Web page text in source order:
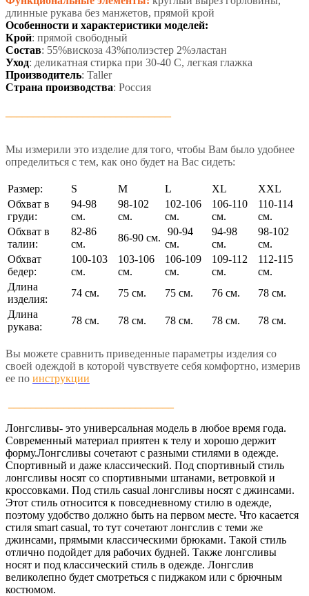
длинные рукава без манжетов, прямой крой
Особенности и характеристики моделей:
Крой: прямой свободный
Состав: 55%вискоза 43%полиэстер 2%эластан
Уход: деликатная стирка при 30-40 С, легкая глажка
Производитель: Taller
Страна производства: Россия
Мы измерили это изделие для того, чтобы Вам было удобнее
определиться с тем, как оно будет на Вас сидеть:
Размер: S M L XL
XXL
Обхват в
груди:
94-98
см.
98-102
см.
102-106
см.
106-110
см.
110-114
см.
Обхват в
талии:
82-86
см.
86-90 см.
90-94
см.
94-98
см.
98-102
см.
Обхват
бедер:
100-103
см.
103-106
см.
106-109
см.
109-112
см.
112-115
см.
Длина
изделия:
74 см. 75 см. 75 см. 76 см.
78 см.
Длина
рукава:
78 см. 78 см. 78 см. 78 см. 78 см.
Вы можете сравнить приведенные параметры изделия со
своей одеждой в которой чувствуете себя комфортно, измерив
ее по инструкции
Лонгсливы- это универсальная модель в любое время года.
Современный материал приятен к телу и хорошо держит
форму.Лонгсливы сочетают с разными стилями в одежде.
Спортивный и даже классический. Под спортивный стиль
лонгсливы носят со спортивными штанами, ветровкой и
кроссовками. Под стиль casual лонгсливы носят с джинсами.
Этот стиль относится к повседневному стилю в одежде,
поэтому удобство должно быть на первом месте. Что касается
стиля smart casual, то тут сочетают лонгслив с теми же
джинсами, прямыми классическими брюками. Такой стиль
отлично подойдет для рабочих будней. Также лонгсливы
носят и под классический стиль в одежде. Лонгслив
великолепно будет смотреться с пиджаком или с брючным
костюмом.